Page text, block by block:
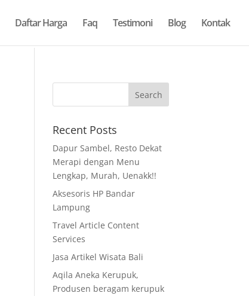
Daftar Harga Faq Testimoni Blog Kontak
Recent Posts
Dapur Sambel, Resto Dekat
Merapi dengan Menu
Lengkap, Murah, Uenakk!!
Aksesoris HP Bandar
Lampung
Travel Article Content
Services
Jasa Artikel Wisata Bali
Aqila Aneka Kerupuk,
Produsen beragam kerupuk